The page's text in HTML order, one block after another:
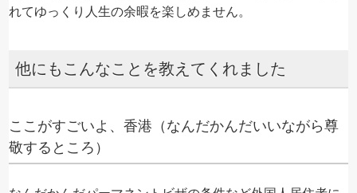
れてゆっくり人生の余暇を楽しめません。
他にもこんなことを教えてくれました
ここがすごいよ、香港（なんだかんだいいながら尊
敬するところ）